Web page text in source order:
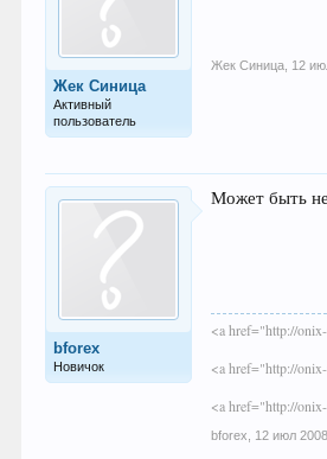
Жек Синица
Активный
пользователь
Жек Синица 12
bforex
Новичок
Может быть не
<a href="http://
<a href="http://
<a href="http://
bforex 12 июл 2008